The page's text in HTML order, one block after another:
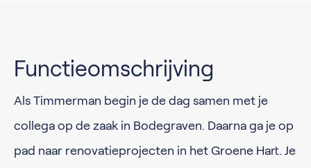
Functieomschrijving
Als Timmerman begin je de dag samen met je
collega op de zaak in Bodegraven. Daarna ga je op
pad naar renovatieprojecten in het Groene Hart. Je